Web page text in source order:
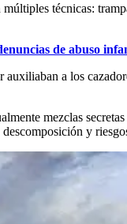
técnicas:
de abuso
auxiliaban a los
mezclas
y